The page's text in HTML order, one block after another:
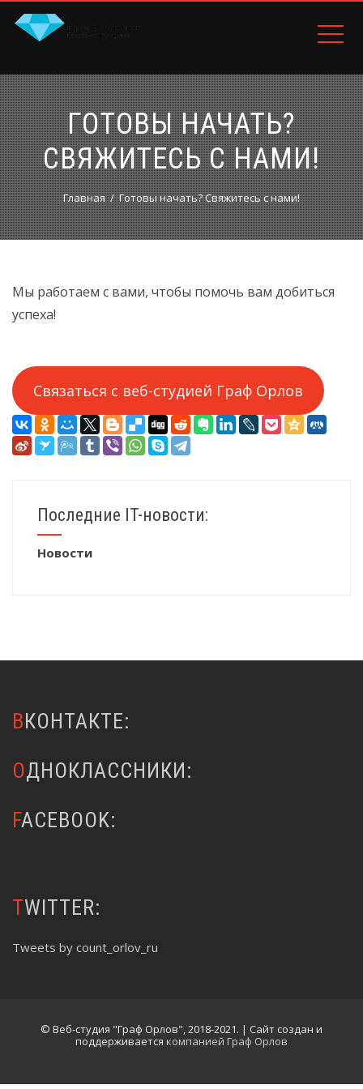
ГОТОВЫ НАЧАТЬ?
СВЯЖИТЕСЬ С НАМИ!
Главная Готовы начать? Свяжитесь с нами!
Мы работаем с вами, чтобы помочь вам добиться
успеха!
Связаться с веб-студией Граф Орлов
Последние IT-новости:
Новости
ВКОНТАКТЕ:
ОДНОКЛАССНИКИ:
FACEBOOK:
TWITTER:
Tweets by count_orlov_ru
© Веб-студия "Граф Орлов", 2018-2021. | Сайт создан и
поддерживается компанией Граф Орлов